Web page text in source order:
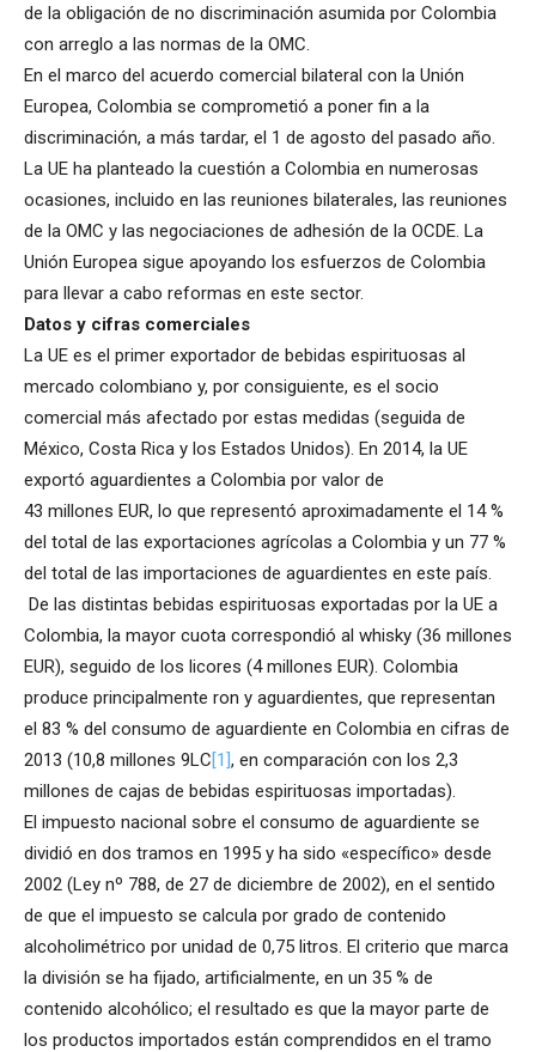
de la obligación de no discriminación asumida por Colombia
con arreglo a las normas de la OMC.
En el marco del acuerdo comercial bilateral con la Unión
Europea, Colombia se comprometió a poner fin a la
discriminación, a más tardar, el 1 de agosto del pasado año.
La UE ha planteado la cuestión a Colombia en numerosas
ocasiones, incluido en las reuniones bilaterales, las reuniones
de la OMC y las negociaciones de adhesión de la OCDE. La
Unión Europea sigue apoyando los esfuerzos de Colombia
para llevar a cabo reformas en este sector.
Datos y cifras comerciales
La UE es el primer exportador de bebidas espirituosas al
mercado colombiano y, por consiguiente, es el socio
comercial más afectado por estas medidas (seguida de
México, Costa Rica y los Estados Unidos). En 2014, la UE
exportó aguardientes a Colombia por valor de
43 millones EUR, lo que representó aproximadamente el 14 %
del total de las exportaciones agrícolas a Colombia y un 77 %
del total de las importaciones de aguardientes en este país.
De las distintas bebidas espirituosas exportadas por la UE a
Colombia, la mayor cuota correspondió al whisky (36 millones
EUR), seguido de los licores (4 millones EUR). Colombia
produce principalmente ron y aguardientes, que representan
el 83 % del consumo de aguardiente en Colombia en cifras de
2013 (10,8 millones 9LC[1], en comparación con los 2,3
millones de cajas de bebidas espirituosas importadas).
El impuesto nacional sobre el consumo de aguardiente se
dividió en dos tramos en 1995 y ha sido «específico» desde
2002 (Ley nº 788, de 27 de diciembre de 2002), en el sentido
de que el impuesto se calcula por grado de contenido
alcoholimétrico por unidad de 0,75 litros. El criterio que marca
la división se ha fijado, artificialmente, en un 35 % de
contenido alcohólico; el resultado es que la mayor parte de
los productos importados están comprendidos en el tramo